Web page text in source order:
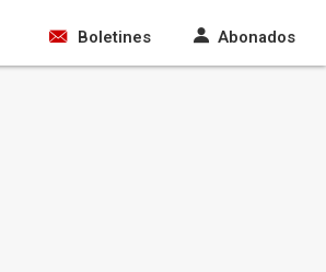
Boletines Abonados